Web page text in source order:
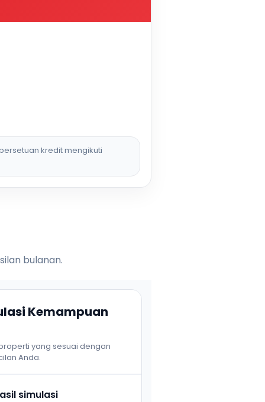
kredit mengikuti
bulanan.
Kemampuan
yang sesuai dengan
Anda.
simulasi